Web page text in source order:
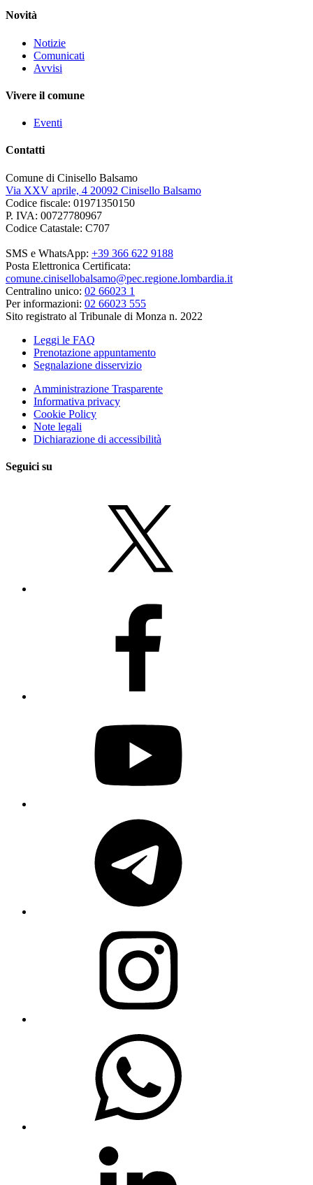
Novità
Notizie
Comunicati
Avvisi
Vivere il comune
Eventi
Contatti
Comune di Cinisello Balsamo
Via XXV aprile, 4 20092 Cinisello Balsamo
Codice fiscale: 01971350150
P. IVA: 00727780967
Codice Catastale: C707
SMS e WhatsApp: +39 366 622 9188
Posta Elettronica Certificata:
comune.cinisellobalsamo@pec.regione.lombardia.it
Centralino unico: 02 66023 1
Per informazioni: 02 66023 555
Sito registrato al Tribunale di Monza n. 2022
Leggi le FAQ
Prenotazione appuntamento
Segnalazione disservizio
Amministrazione Trasparente
Informativa privacy
Cookie Policy
Note legali
Dichiarazione di accessibilità
Seguici su